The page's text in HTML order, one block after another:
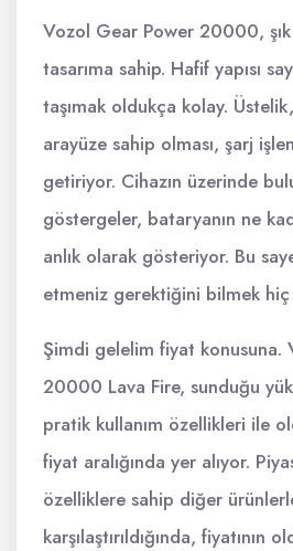
Vozol Gear Power 20000,
tasarıma sahip. Hafif yapısı
taşımak oldukça kolay.
arayüze sahip olması, şarj
getiriyor. Cihazın üzerinde
göstergeler, bataryanın ne
anlık olarak gösteriyor. Bu
etmeniz gerektiğini bilmek
Şimdi gelelim fiyat konusuna.
20000 Lava Fire, sunduğu
pratik kullanım özellikleri ile
fiyat aralığında yer alıyor.
özelliklere sahip diğer
karşılaştırıldığında, fiyatının